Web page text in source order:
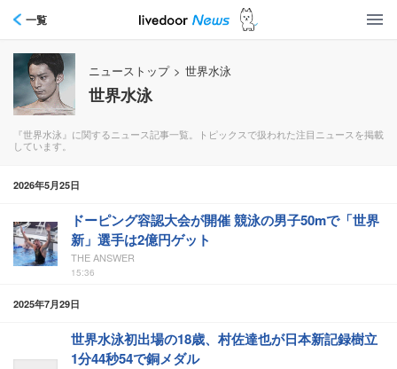
一覧
ニューストップ > 世界水泳
世界水泳
『世界水泳』に関するニュース記事一覧。トピックスで扱われた注目ニュースを掲載
しています。
2026年5月25日
ドーピング容認大会が開催 競泳の男子50mで「世界
新」選手は2億円ゲット
THE ANSWER
15:36
2025年7月29日
世界水泳初出場の18歳、村佐達也が日本新記録樹立
1分44秒54で銅メダル